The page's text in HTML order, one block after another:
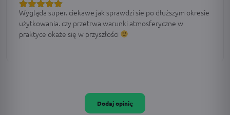
Oceniono5
na 5
Wygląda super. ciekawe jak sprawdzi sie po dłuższym okresie
użytkowania. czy przetrwa warunki atmosferyczne w
praktyce okaże się w przyszłości
Dodaj opinię